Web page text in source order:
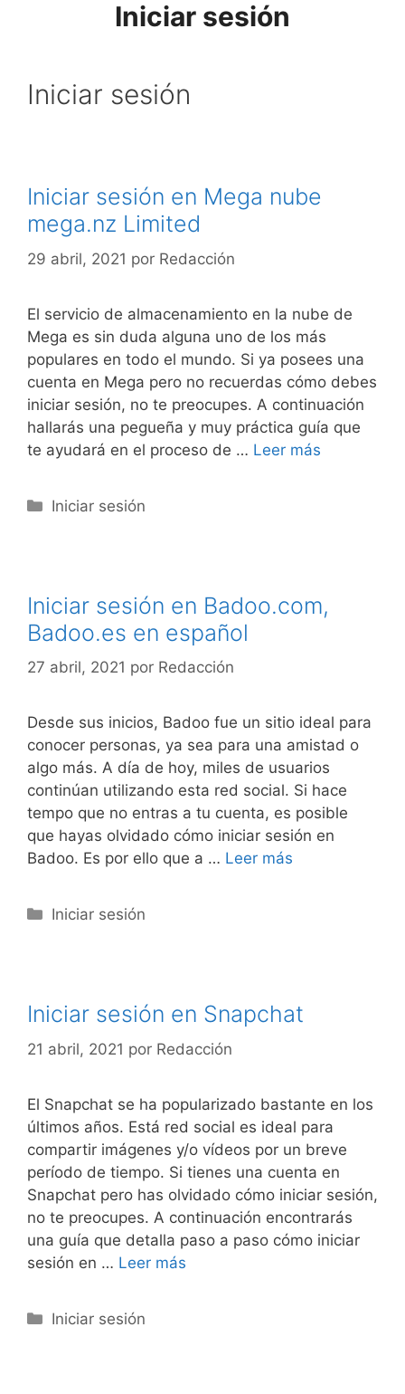
Iniciar sesión
Iniciar sesión
Iniciar sesión en Mega nube
mega.nz Limited
29 abril, 2021 por Redacción
El servicio de almacenamiento en la nube de
Mega es sin duda alguna uno de los más
populares en todo el mundo. Si ya posees una
cuenta en Mega pero no recuerdas cómo debes
iniciar sesión, no te preocupes. A continuación
hallarás una pegueña y muy práctica guía que
te ayudará en el proceso de … Leer más
Categorías
Iniciar sesión
Iniciar sesión en Badoo.com,
Badoo.es en español
27 abril, 2021 por Redacción
Desde sus inicios, Badoo fue un sitio ideal para
conocer personas, ya sea para una amistad o
algo más. A día de hoy, miles de usuarios
continúan utilizando esta red social. Si hace
tempo que no entras a tu cuenta, es posible
que hayas olvidado cómo iniciar sesión en
Badoo. Es por ello que a … Leer más
Categorías
Iniciar sesión
Iniciar sesión en Snapchat
21 abril, 2021 por Redacción
El Snapchat se ha popularizado bastante en los
últimos años. Está red social es ideal para
compartir imágenes y/o vídeos por un breve
período de tiempo. Si tienes una cuenta en
Snapchat pero has olvidado cómo iniciar sesión,
no te preocupes. A continuación encontrarás
una guía que detalla paso a paso cómo iniciar
sesión en … Leer más
Categorías
Iniciar sesión